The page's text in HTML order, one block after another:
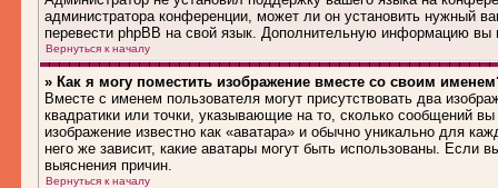
администратора конференции, может ли он установить нужный
перевести phpBB на свой язык. Дополнительную информацию вы
Вернуться к началу
» Как я могу поместить изображение вместе со своим
Вместе с именем пользователя могут присутствовать два
квадратики или точки, указывающие на то, сколько сообщений
изображение известно как «аватара» и обычно уникально для
него же зависит, какие аватары могут быть использованы. Если
выяснения причин.
Вернуться к началу